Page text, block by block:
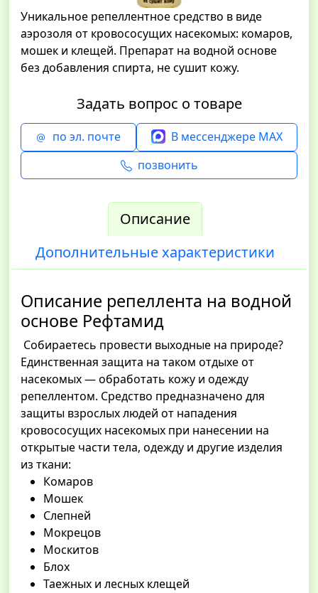
Уникальное репеллентное средство в виде
аэрозоля от кровососущих насекомых: комаров,
мошек и клещей. Препарат на водной основе
без добавления спирта, не сушит кожу.
Задать вопрос о товаре
по эл. почте
В мессенджере MAX
позвонить
Описание
Дополнительные характеристики
Описание репеллента на водной
основе Рефтамид
Собираетесь провести выходные на природе?
Единственная защита на таком отдыхе от
насекомых — обработать кожу и одежду
репеллентом. Средство предназначено для
защиты взрослых людей от нападения
кровососущих насекомых при нанесении на
открытые части тела, одежду и другие изделия
из ткани:
Комаров
Мошек
Слепней
Мокрецов
Москитов
Блох
Таежных и лесных клещей